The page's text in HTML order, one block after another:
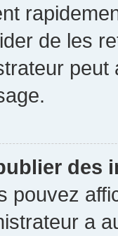
de les
des
pouvez
a